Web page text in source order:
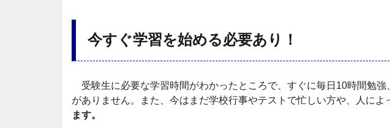
今すぐ学習を始める必要あり！
受験生に必要な学習時間がわかったところで、すぐに毎日10時間勉
がありません。また、今はまだ学校行事やテストで忙しい方や、人によ
ます。